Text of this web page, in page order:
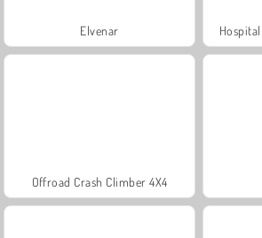
Elvenar
Offroad Crash Climber 4X4